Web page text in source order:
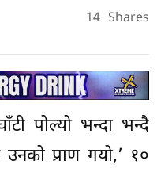
14 Shares
पोल्यो भन्दा भन्दै
उनको प्राण गयो,’ १०